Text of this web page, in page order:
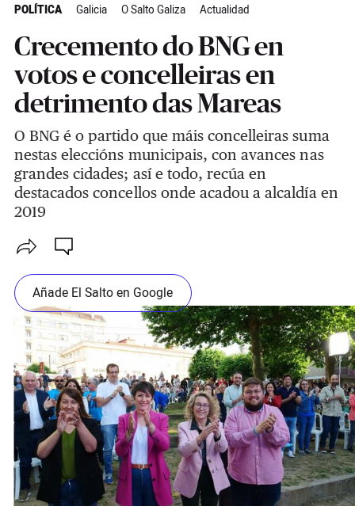
POLÍTICA Galicia O Salto Galiza Actualidad
Crecemento do BNG en
votos e concelleiras en
detrimento das Mareas
O BNG é o partido que máis concelleiras suma
nestas eleccións municipais, con avances nas
grandes cidades; así e todo, recúa en
destacados concellos onde acadou a alcaldía en
2019
Añade El Salto en Google